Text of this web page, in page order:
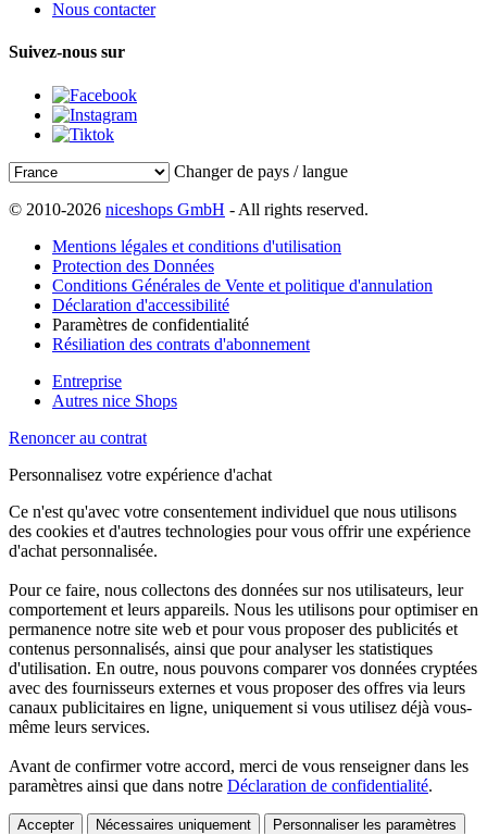
Nous contacter
Suivez-nous sur
Changer de pays / langue
© 2010-2026 niceshops GmbH - All rights reserved.
Mentions légales et conditions d'utilisation
Protection des Données
Conditions Générales de Vente et politique d'annulation
Déclaration d'accessibilité
Paramètres de confidentialité
Résiliation des contrats d'abonnement
Entreprise
Autres nice Shops
Renoncer au contrat
Personnalisez votre expérience d'achat
Ce n'est qu'avec votre consentement individuel que nous utilisons
des cookies et d'autres technologies pour vous offrir une expérience
d'achat personnalisée.
Pour ce faire, nous collectons des données sur nos utilisateurs, leur
comportement et leurs appareils. Nous les utilisons pour optimiser en
permanence notre site web et pour vous proposer des publicités et
contenus personnalisés, ainsi que pour analyser les statistiques
d'utilisation. En outre, nous pouvons comparer vos données cryptées
avec des fournisseurs externes et vous proposer des offres via leurs
canaux publicitaires en ligne, uniquement si vous utilisez déjà vous-
même leurs services.
Avant de confirmer votre accord, merci de vous renseigner dans les
paramètres ainsi que dans notre Déclaration de confidentialité.
Accepter Nécessaires uniquement Personnaliser les paramètres